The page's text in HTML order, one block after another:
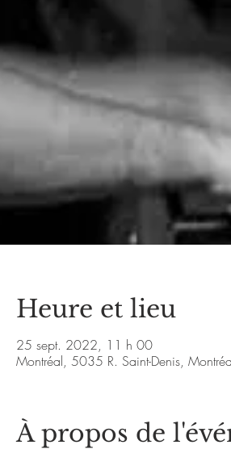
Heure et lieu
25 sept. 2022, 11 h 00
Montréal, 5035 R. Saint-Denis,
À propos de